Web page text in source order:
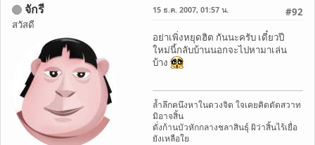
จักรี
สวัสดี
#92
15 ธ.ค. 2007, 01:57 น.
อย่าเพิ่งหยุดฮิต กันนะครับ เดี๋ยวปี
ใหม่นี้กลับบ้านนอกจะไปหามาเล่น
บ้าง
ล้ำลึกคนึงหาในดวงจิต ใจเคยคิดตัดสวาท
มิอาจสิ้น
ดั่งก้านบัวหักกลางชลาสินธุ์ ผิว่าสิ้นไร้เยื่อ
ยังเหลือใย